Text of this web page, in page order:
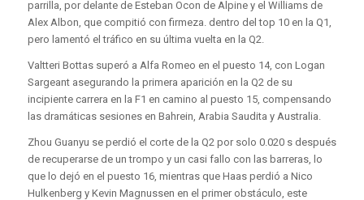
parrilla, por delante de Esteban Ocon de Alpine y el Williams de
Alex Albon, que compitió con firmeza. dentro del top 10 en la Q1,
pero lamentó el tráfico en su última vuelta en la Q2.
Valtteri Bottas superó a Alfa Romeo en el puesto 14, con Logan
Sargeant asegurando la primera aparición en la Q2 de su
incipiente carrera en la F1 en camino al puesto 15, compensando
las dramáticas sesiones en Bahrein, Arabia Saudita y Australia.
Zhou Guanyu se perdió el corte de la Q2 por solo 0.020 s después
de recuperarse de un trompo y un casi fallo con las barreras, lo
que lo dejó en el puesto 16, mientras que Haas perdió a Nico
Hulkenberg y Kevin Magnussen en el primer obstáculo, este